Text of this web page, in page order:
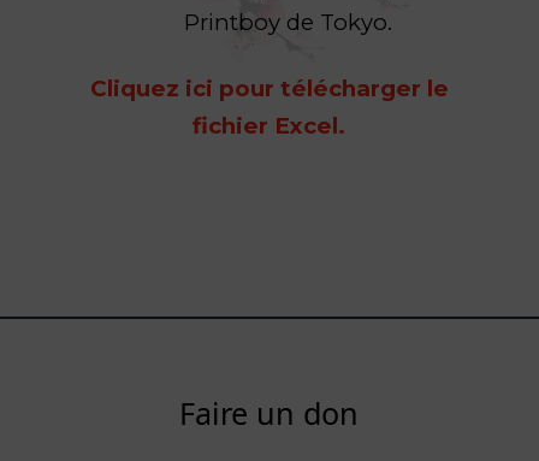
Printboy de Tokyo.
Cliquez ici pour télécharger le
fichier Excel.
Faire un don